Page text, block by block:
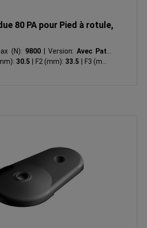
80 PA pour Pied à rotule,
(N): 9800 Version:Avec Patin
30.5 F2 (mm):33.5
F3 (mm):